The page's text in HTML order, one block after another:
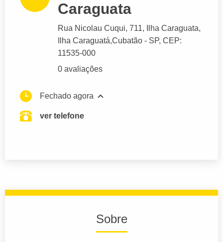
Caraguata
Rua Nicolau Cuqui, 711, Ilha Caraguata,
Ilha Caraguatá,Cubatão - SP, CEP:
11535-000
0 avaliações
Fechado agora
ver telefone
Sobre